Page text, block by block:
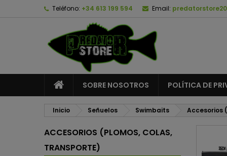
Teléfono: +34 613 199 594 Email:
SOBRE NOSOTROS POLÍTICA DE
Inicio Señuelos Swimbaits Accesorios
ACCESORIOS (PLOMOS, COLAS,
TRANSPORTE)